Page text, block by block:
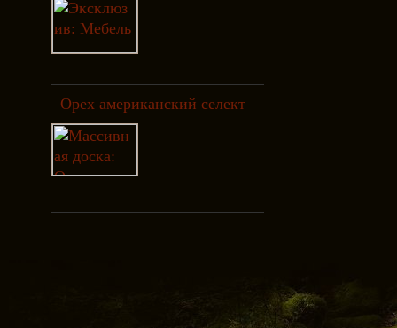
Орех американский селект